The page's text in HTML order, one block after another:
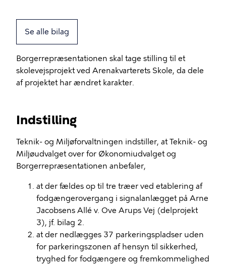
Se alle bilag
Borgerrepræsentationen skal tage stilling til et
skolevejsprojekt ved Arenakvarterets Skole, da dele
af projektet har ændret karakter.
Indstilling
Teknik- og Miljøforvaltningen indstiller, at Teknik- og
Miljøudvalget over for Økonomiudvalget og
Borgerrepræsentationen anbefaler,
at der fældes op til tre træer ved etablering af
fodgængerovergang i signalanlægget på Arne
Jacobsens Allé v. Ove Arups Vej (delprojekt
3), jf. bilag 2.
at der nedlægges 37 parkeringspladser uden
for parkeringszonen af hensyn til sikkerhed,
tryghed for fodgængere og fremkommelighed